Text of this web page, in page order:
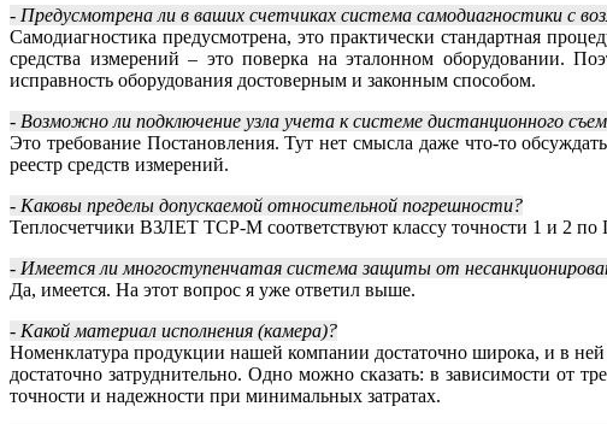
- Предусмотрена ли в ваших счетчиках система самодиагностики с
Самодиагностика предусмотрена, это практически стандартная
средства измерений – это поверка на эталонном оборудовании.
исправность оборудования достоверным и законным способом.
- Возможно ли подключение узла учета к системе дистанционного
Это требование Постановления. Тут нет смысла даже что-то
реестр средств измерений.
- Каковы пределы допускаемой относительной погрешности?
Теплосчетчики ВЗЛЕТ ТСР-М соответствуют классу точности 1 и 2
- Имеется ли многоступенчатая система защиты от
Да, имеется. На этот вопрос я уже ответил выше.
- Какой материал исполнения (камера)?
Номенклатура продукции нашей компании достаточно широка, и в
достаточно затруднительно. Одно можно сказать: в зависимости от
точности и надежности при минимальных затратах.